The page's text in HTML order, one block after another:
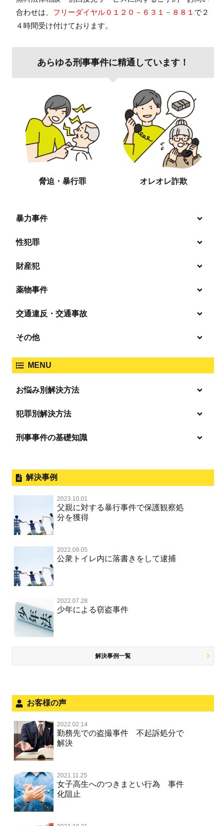
合わせは、 フリーダイヤル０１２０－６３１－８８１ で２
４時間受け付けております。
あらゆる刑事事件に精通しています！
脅迫・暴行罪 オレオレ詐欺
暴力事件
逮捕・監禁
業務妨害
公務執行妨害
性犯罪
盗撮・のぞき
強姦・準強姦
淫行・援助交際
公然わいせつ，わいせつ物頒布，淫
行勧誘罪
児童ポルノ・リベンジポルノ
財産犯
詐欺
恐喝
薬物事件
危険ドラッグ
交通違反・交通事故
ひき逃げ・当て逃げ
危険運転行為等
自転車事故
その他
放火・失火
ネット犯罪
銃刀法違反
風営法・風適法違反
児童虐待・保護責任者遺棄
不正競争防止法
住居侵入等
名誉棄損・侮辱
MENU
お悩み別解決方法
逮捕の不安や悩み
無実・無罪を証明してほしい
示談で解決してほしい
執行猶予にしてほしい
事件のことを秘密にしたい
被害届・告訴・告発されたら
犯罪別解決方法
事件別－暴力事件
過失致死・過失傷害
器物損壊
脅迫・強要
業務妨害罪
公務執行妨害罪
逮捕・監禁
暴行・傷害
略取・誘拐・人身売買
性犯罪 TOP
淫行・援助交際（児童買春、淫行条例、児童福祉法違反）
不同意性交等罪（旧 強制性交等罪，準強制性交等罪），
監護者性交等罪
不同意わいせつ（旧 強制わいせつ，準強制わいせつ）
公然わいせつ罪，わいせつ物頒布等罪，淫行勧誘罪
児童ポルノ リベンジポルノ
盗撮，のぞき行為
事件別－財産犯
財産犯 TOP
横領 背任
窃盗罪
知的財産と刑事事件
恐喝
盗品売買・譲り受け等
事件別－薬物事件
薬物事件 TOP
覚せい剤
危険ドラッグ
大麻
麻薬及び向精神薬
事件別－交通違反・交通事故
交通違反・交通事故 TOP
交通事故 交通違反と刑事事件
自転車事故
人身事故・死亡事故
無免許運転
その他 TOP
児童虐待・保護責任者遺棄
住居侵入等
銃刀法違反
ストーカー事件
不正競争防止法
風営法・風適法違反
文書偽造・偽造文書行使
著作権法違反・商標法違反
放火・失火
名誉棄損罪・侮辱
刑事事件の基礎知識
刑事裁判の概要・手続
公務員の逮捕・刑事事件
控訴・上告
国選弁護士と私選弁護士の違い
司法取引・刑事免責
取調べの注意点
少年事件の手続と特色
少年事件の処分
被害届・告訴・告発の不安や悩み
面会・差し入れ
解決事例
2023.10.01
父親に対する暴行事件で保護観察処
分を獲得
2022.09.05
公衆トイレ内に落書きをして逮捕
2022.07.28
少年による窃盗事件
解決事例一覧
お客様の声
2022.02.14
勤務先での盗撮事件 不起訴処分で
解決
2021.11.25
女子高生へのつきまとい行為 事件
化阻止